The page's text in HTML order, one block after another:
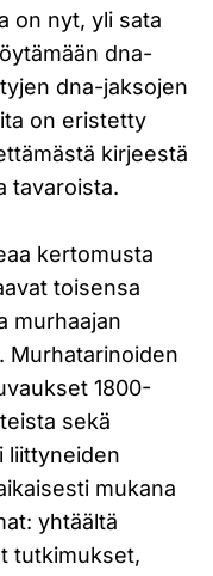
on nyt, yli sata
dna-
dna-jaksojen
on eristetty
kirjeestä
tavaroista.
kertomusta
toisensa
murhaajan
Murhatarinoiden
1800-
sekä
liittyneiden
mukana
yhtäältä
tutkimukset,